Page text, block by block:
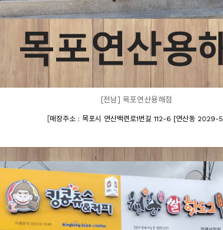
[전남] 목포연산용해점
[매장주소 : 목포시 연산백련로1번길 112-6 [연산동 2029-5